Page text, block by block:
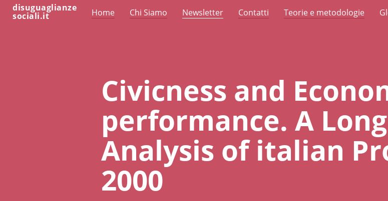
disuguaglianze
sociali.it Home Chi Siamo Newsletter Contatti Teorie e metodologie
Civicness and
performance. A
Analysis of italian
2000